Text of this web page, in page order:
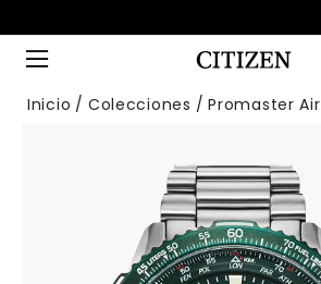
Inicio Colecciones Promaster Air